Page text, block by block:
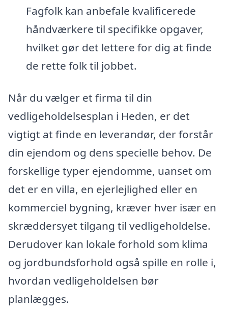
Fagfolk kan anbefale kvalificerede
håndværkere til specifikke opgaver,
hvilket gør det lettere for dig at finde
de rette folk til jobbet.
Når du vælger et firma til din
vedligeholdelsesplan i Heden, er det
vigtigt at finde en leverandør, der forstår
din ejendom og dens specielle behov. De
forskellige typer ejendomme, uanset om
det er en villa, en ejerlejlighed eller en
kommerciel bygning, kræver hver især en
skræddersyet tilgang til vedligeholdelse.
Derudover kan lokale forhold som klima
og jordbundsforhold også spille en rolle i,
hvordan vedligeholdelsen bør
planlægges.